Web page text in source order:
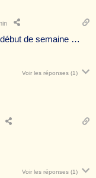
de semaine …
Voir les réponses (1)
Voir les réponses (1)